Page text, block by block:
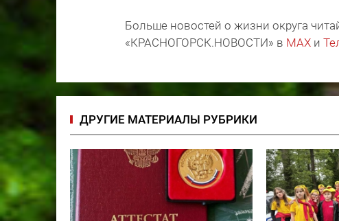
Больше новостей о жизни округа
«КРАСНОГОРСК.НОВОСТИ» в MAX и
ДРУГИЕ МАТЕРИАЛЫ РУБРИКИ